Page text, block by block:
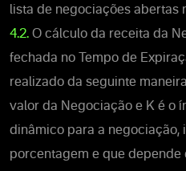
lista de negociações abertas
4.2. O cálculo da receita da
fechada no Tempo de
realizado da seguinte
valor da Negociação e K é o
dinâmico para a negociação,
porcentagem e que